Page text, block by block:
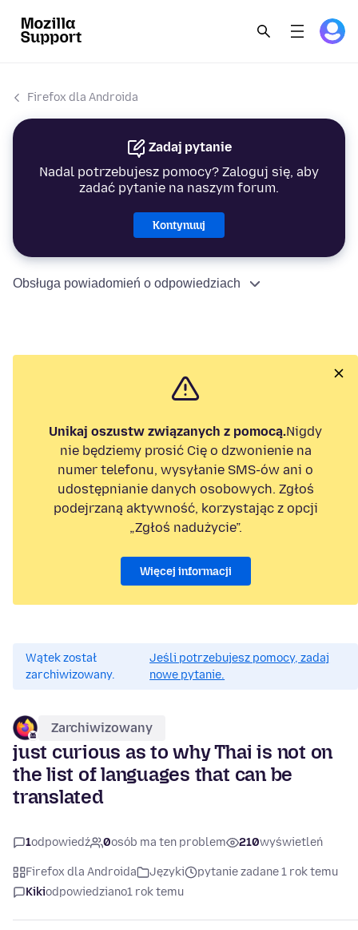
Firefox dla Androida
Zadaj pytanie
Nadal potrzebujesz pomocy? Zaloguj się, aby
zadać pytanie na naszym forum.
Kontynuuj
Obsługa powiadomień o odpowiedziach
Unikaj oszustw związanych z pomocą.Nigdy
nie będziemy prosić Cię o dzwonienie na
numer telefonu, wysyłanie SMS-ów ani o
udostępnianie danych osobowych. Zgłoś
podejrzaną aktywność, korzystając z opcji
„Zgłoś nadużycie”.
Więcej informacji
Wątek został
zarchiwizowany.
Jeśli potrzebujesz pomocy, zadaj
nowe pytanie.
Zarchiwizowany
just curious as to why Thai is not on
the list of languages that can be
translated
1odpowiedź 0osób ma ten problem 210wyświetleń
Firefox dla Androida Języki
pytanie zadane 1 rok temu
Kikiodpowiedziano1 rok temu